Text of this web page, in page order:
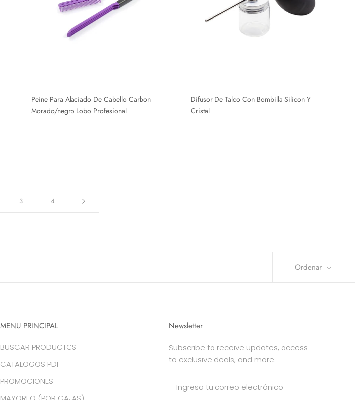
Peine Para Alaciado De Cabello Carbon
Morado/negro Lobo Profesional
Difusor De Talco Con Bombilla Silicon Y
Cristal
3 4
Ordenar
MENU PRINCIPAL
BUSCAR PRODUCTOS
CATALOGOS PDF
PROMOCIONES
MAYOREO (POR CAJAS)
Newsletter
Subscribe to receive updates, access
to exclusive deals, and more.